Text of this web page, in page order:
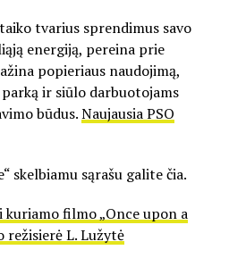
tvarius sprendimus savo
energiją, pereina prie
popieriaus naudojimą,
ir siūlo darbuotojams
būdus.Naujausia PSO
skelbiamu sąrašu galite čia.
filmo „Once upon a
L. Lužytė